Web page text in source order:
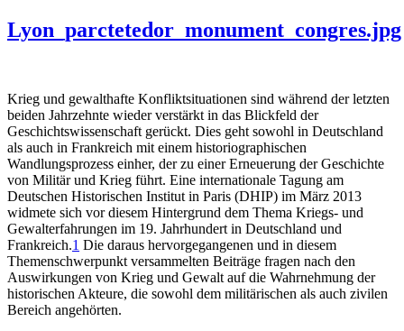
Lyon_parctetedor_monument_congres.jpg
Krieg und gewalthafte Konfliktsituationen sind während der letzten
beiden Jahrzehnte wieder verstärkt in das Blickfeld der
Geschichtswissenschaft gerückt. Dies geht sowohl in Deutschland
als auch in Frankreich mit einem historiographischen
Wandlungsprozess einher, der zu einer Erneuerung der Geschichte
von Militär und Krieg führt. Eine internationale Tagung am
Deutschen Historischen Institut in Paris (DHIP) im März 2013
widmete sich vor diesem Hintergrund dem Thema Kriegs- und
Gewalterfahrungen im 19. Jahrhundert in Deutschland und
Frankreich.1 Die daraus hervorgegangenen und in diesem
Themenschwerpunkt versammelten Beiträge fragen nach den
Auswirkungen von Krieg und Gewalt auf die Wahrnehmung der
historischen Akteure, die sowohl dem militärischen als auch zivilen
Bereich angehörten.